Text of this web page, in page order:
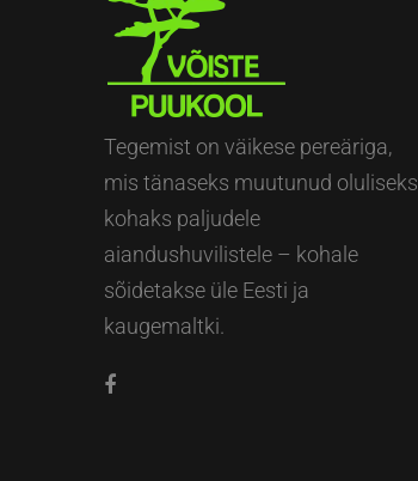
Tegemist on väikese pereäriga,
mis tänaseks muutunud oluliseks
kohaks paljudele
aiandushuvilistele – kohale
sõidetakse üle Eesti ja
kaugemaltki.